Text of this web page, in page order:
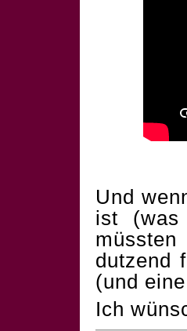
Und
ist
dutzend
(und
Ich